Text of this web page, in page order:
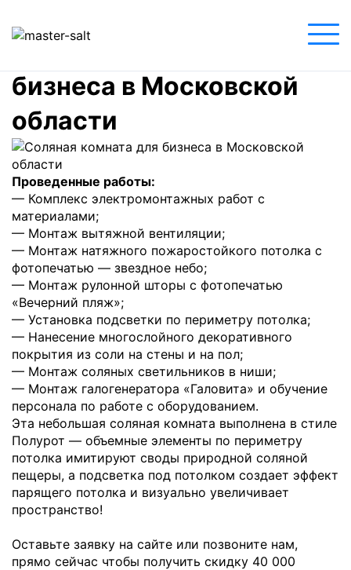
Московской области
Соляная комната для
бизнеса в Московской
области
Проведенные работы:
— Комплекс электромонтажных работ с
материалами;
— Монтаж вытяжной вентиляции;
— Монтаж натяжного пожаростойкого потолка с
фотопечатью — звездное небо;
— Монтаж рулонной шторы с фотопечатью
«Вечерний пляж»;
— Установка подсветки по периметру потолка;
— Нанесение многослойного декоративного
покрытия из соли на стены и на пол;
— Монтаж соляных светильников в ниши;
— Монтаж галогенератора «Галовита» и обучение
персонала по работе с оборудованием.
Эта небольшая соляная комната выполнена в стиле
Полурот — объемные элементы по периметру
потолка имитируют своды природной соляной
пещеры, а подсветка под потолком создает эффект
парящего потолка и визуально увеличивает
пространство!
Оставьте заявку на сайте или позвоните нам,
прямо сейчас чтобы получить скидку 40 000